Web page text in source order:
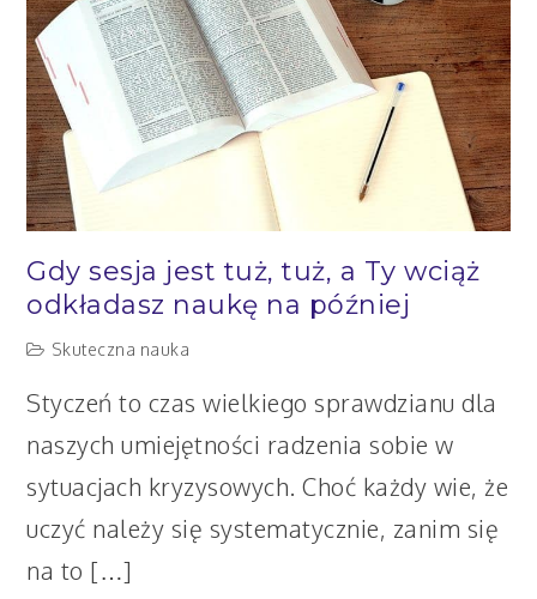
przyspieszy
Twoją
naukę!
Gdy sesja jest tuż, tuż, a Ty wciąż
odkładasz naukę na później
Skuteczna nauka
Styczeń to czas wielkiego sprawdzianu dla
naszych umiejętności radzenia sobie w
sytuacjach kryzysowych. Choć każdy wie, że
uczyć należy się systematycznie, zanim się
na to […]